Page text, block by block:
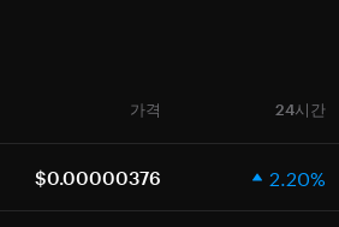
가격 24시간
$0.00000376 2.20%